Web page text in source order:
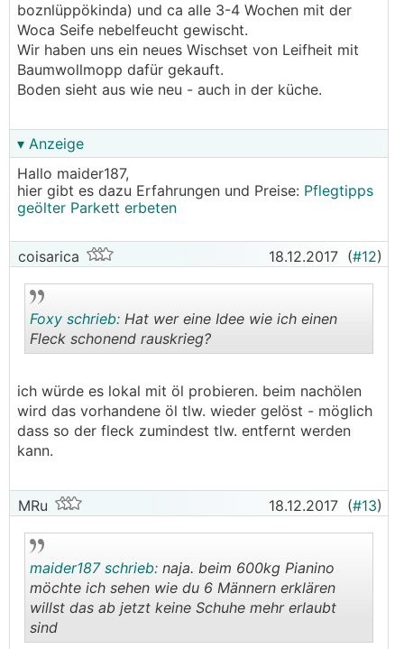
boznlüppökinda) und ca alle 3-4 Wochen mit der
Woca Seife nebelfeucht gewischt.
Wir haben uns ein neues Wischset von Leifheit mit
Baumwollmopp dafür gekauft.
Boden sieht aus wie neu - auch in der küche.
▾ Anzeige
Hallo maider187,
hier gibt es dazu Erfahrungen und Preise: Pflegtipps
geölter Parkett erbeten
coisarica 18.12.2017 (#12)
.
Foxy schrieb: Hat wer eine Idee wie ich einen
Fleck schonend rauskrieg?
ich würde es lokal mit öl probieren. beim nachölen
wird das vorhandene öl tlw. wieder gelöst - möglich
dass so der fleck zumindest tlw. entfernt werden
kann.
MRu 18.12.2017 (#13)
..
maider187 schrieb: naja. beim 600kg Pianino
möchte ich sehen wie du 6 Männern erklären
willst das ab jetzt keine Schuhe mehr erlaubt
sind